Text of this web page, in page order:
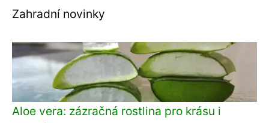
Zahradní novinky
Aloe vera: zázračná rostlina pro krásu i